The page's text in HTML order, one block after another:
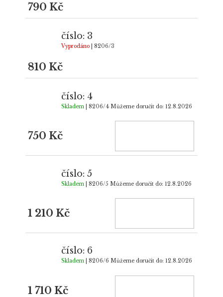
790 Kč
číslo: 3
Vyprodáno | 8206/3
810 Kč
číslo: 4
Skladem | 8206/4 Můžeme doručit do: 12.8.2026
750 Kč
číslo: 5
Skladem | 8206/5 Můžeme doručit do: 12.8.2026
1 210 Kč
číslo: 6
Skladem | 8206/6 Můžeme doručit do: 12.8.2026
1 710 Kč